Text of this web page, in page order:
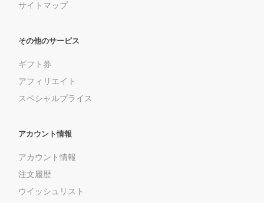
サイトマップ
その他のサービス
ギフト券
アフィリエイト
スペシャルプライス
アカウント情報
アカウント情報
注文履歴
ウイッシュリスト